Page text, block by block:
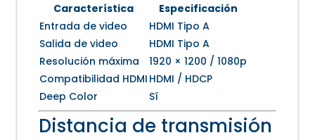
Característica
Especificación
Entrada de video
HDMI Tipo A
Salida de video
HDMI Tipo A
Resolución máxima
1920 × 1200 / 1080p
Compatibilidad HDMI HDMI / HDCP
Deep Color
Sí
Distancia de transmisión